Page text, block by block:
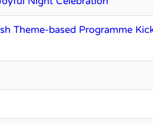
Theme-based Programme